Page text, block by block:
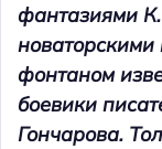
фантазиями
фонтаном
боевики
Гончарова.